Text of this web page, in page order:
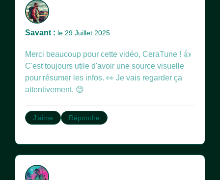
Savant : le 29 Juillet 2025
Merci beaucoup pour cette vidéo, CeraTune ! 👍
C'est toujours utile d'avoir une source visuelle
pour résumer les infos. 👀 Je vais regarder ça
attentivement. 😊
J'aime Répondre